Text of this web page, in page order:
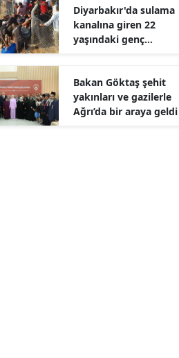
Denizli
Diyarbakır
Elazığ
Erzincan
Diyarbakır'da sulama
kanalına giren 22
yaşındaki genç
Bakan Göktaş şehit
yakınları ve gazilerle
Ağrı’da bir araya geldi